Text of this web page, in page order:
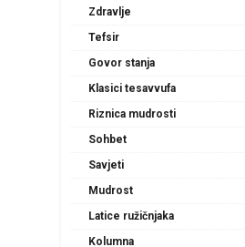
Zdravlje
Tefsir
Govor stanja
Klasici tesavvufa
Riznica mudrosti
Sohbet
Savjeti
Mudrost
Latice ružičnjaka
Kolumna